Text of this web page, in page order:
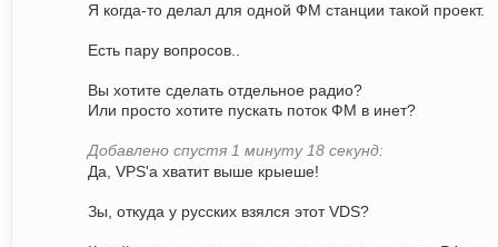
Я когда-то делал для одной ФМ станции такой проект.
Есть пару вопросов..
Вы хотите сделать отдельное радио?
Или просто хотите пускать поток ФМ в инет?
Добавлено спустя 1 минуту 18 секунд:
Да, VPS'a хватит выше крыеше!
Зы, откуда у русских взялся этот VDS?